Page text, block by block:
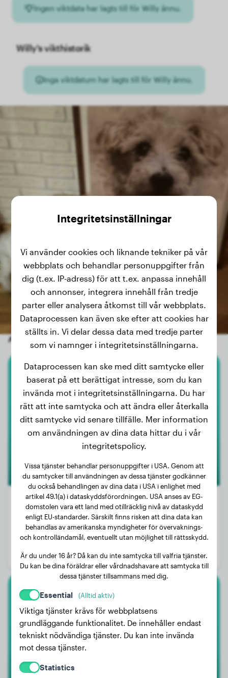
Ingen viktdata har lagts till för Willy ännu.
Willy's vikthistorik
Inga viktdatum har lagts till för Willy ännu.
Andra slumpmässiga hundar
Rottweiler
Rolfie
Vikt:
49 kg
Ålder:
3 år, 11 månader
Kön:
Hanhund
Pyreneisk Bergshund
Vaïka
Integritetsinställningar
Vi använder cookies och liknande tekniker på vår
webbplats och behandlar personuppgifter från
dig (t.ex. IP-adress) för att t.ex. anpassa innehåll
och annonser, integrera innehåll från tredje
parter eller analysera åtkomst till vår webbplats.
Dataprocessen kan även ske efter att cookies har
ställts in. Vi delar dessa data med tredje parter
som vi namnger i integritetsinställningarna.
Dataprocessen kan ske med ditt samtycke eller
baserat på ett berättigat intresse, som du kan
invända mot i integritetsinställningarna. Du har
rätt att inte samtycka och att ändra eller återkalla
ditt samtycke vid senare tillfälle. Mer information
om användningen av dina data hittar du i vår
integritetspolicy.
Vissa tjänster behandlar personuppgifter i USA. Genom att
du samtycker till användningen av dessa tjänster godkänner
du också behandlingen av dina data i USA i enlighet med
artikel 49.1(a) i dataskyddsförordningen. USA anses av EG-
domstolen vara ett land med otillräcklig nivå av dataskydd
enligt EU-standarder. Särskilt finns risken att dina data kan
behandlas av amerikanska myndigheter för övervaknings-
och kontrolländamål, eventuellt utan möjlighet till rättsskydd.
Är du under 16 år? Då kan du inte samtycka till valfria tjänster.
Du kan be dina föräldrar eller vårdnadshavare att samtycka till
dessa tjänster tillsammans med dig.
Essential (Alltid aktiv)
Viktiga tjänster krävs för webbplatsens
grundläggande funktionalitet. De innehåller endast
tekniskt nödvändiga tjänster. Du kan inte invända
mot dessa tjänster.
Statistics